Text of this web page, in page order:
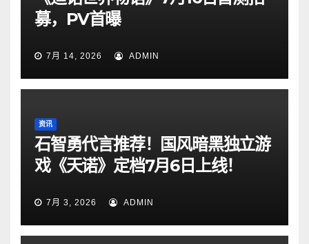
募，PV首曝
7月 14, 2026 ADMIN
资讯
石智勇代言推荐！国风暗黑独立游
戏《天诺》定档7月6日上线！
7月 3, 2026 ADMIN